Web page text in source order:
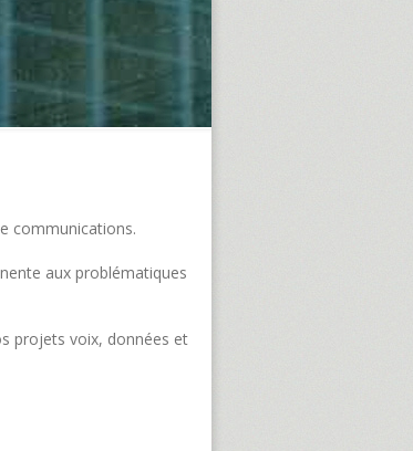
communications.
aux problématiques
projets voix, données et